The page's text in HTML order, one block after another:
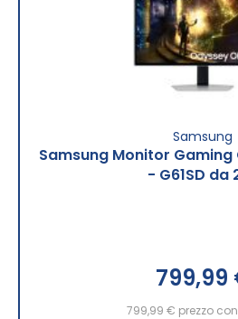
Samsung
Samsung Monitor Gaming
- G61SD da
799,99
799,99 € prezzo